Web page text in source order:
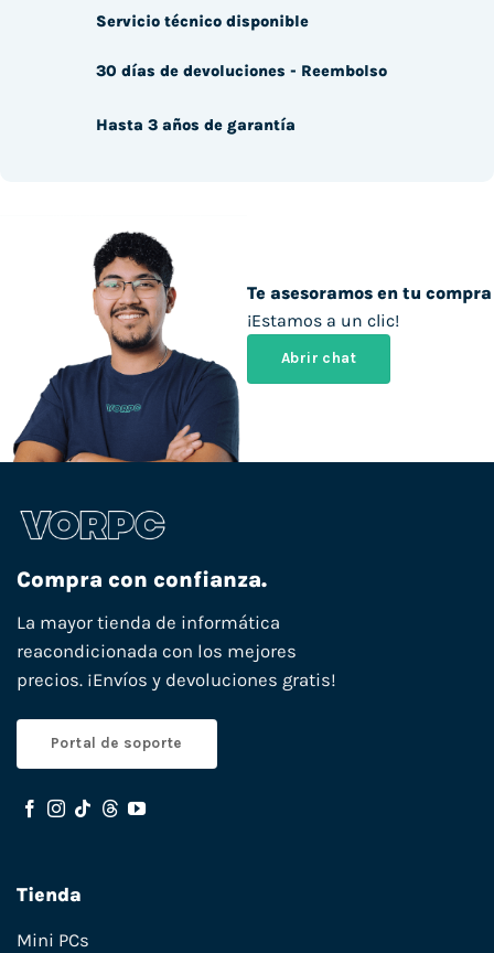
Te asesoramos en tu compra
¡Estamos a un clic!
Abrir chat
Servicio técnico disponible
30 días de devoluciones - Reembolso
Hasta 3 años de garantía
Compra con confianza.
La mayor tienda de informática
reacondicionada con los mejores
precios. ¡Envíos y devoluciones gratis!
Portal de soporte
Tienda
Mini PCs